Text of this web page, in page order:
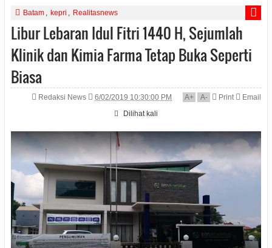
Batam kepri Realitasnews
Libur Lebaran Idul Fitri 1440 H, Sejumlah
Klinik dan Kimia Farma Tetap Buka Seperti
Biasa
Redaksi News 6/02/2019 10:30:00 PM A+ A- Print
Email
Dilihat kali